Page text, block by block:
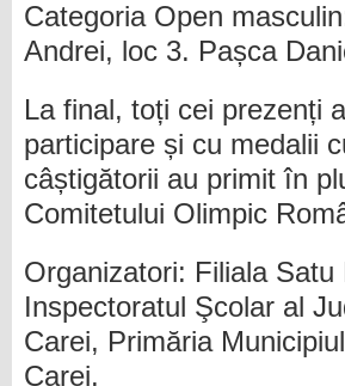
Categoria Open
Andrei, loc 3. Pașca
La final, toți cei prezenți
participare și cu medalii
câștigătorii au primit în
Comitetului Olimpic
Organizatori: Filiala
Inspectoratul Şcolar al
Carei, Primăria
Carei.